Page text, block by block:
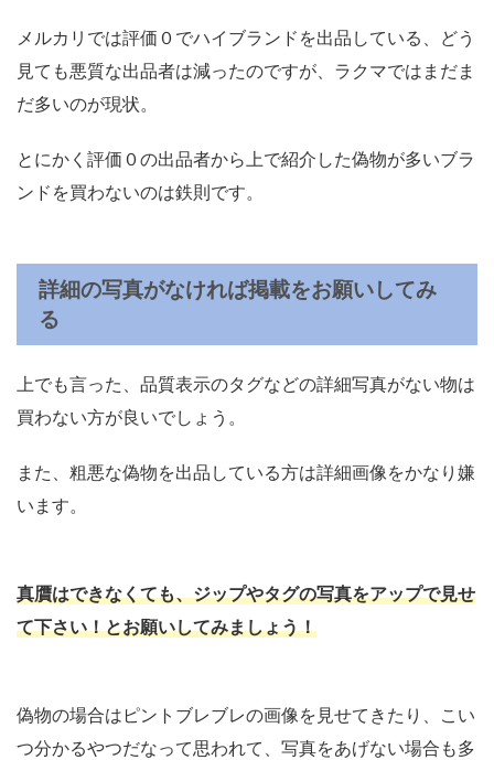
メルカリでは評価０でハイブランドを出品している、どう
見ても悪質な出品者は減ったのですが、ラクマではまだま
だ多いのが現状。
とにかく評価０の出品者から上で紹介した偽物が多いブラ
ンドを買わないのは鉄則です。
詳細の写真がなければ掲載をお願いしてみ
る
上でも言った、品質表示のタグなどの詳細写真がない物は
買わない方が良いでしょう。
また、粗悪な偽物を出品している方は詳細画像をかなり嫌
います。
真贋はできなくても、ジップやタグの写真をアップで見せ
て下さい！とお願いしてみましょう！
偽物の場合はピントブレブレの画像を見せてきたり、こい
つ分かるやつだなって思われて、写真をあげない場合も多